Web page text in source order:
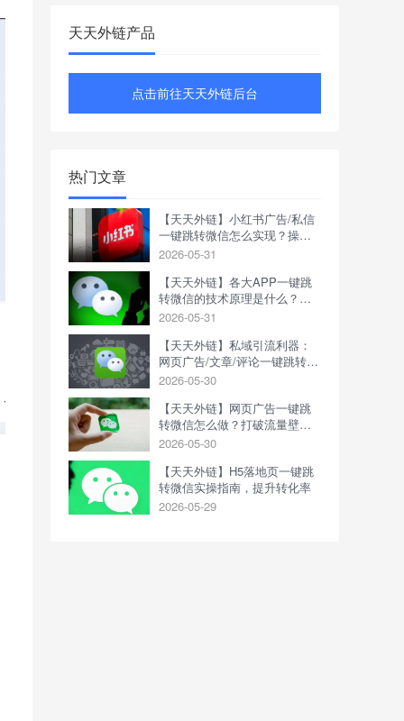
天天外链产品
点击前往天天外链后台
热门文章
【天天外链】小红书广告/私信
一键跳转微信怎么实现？操作
步骤有哪些？
2026-05-31
【天天外链】各大APP一键跳
转微信的技术原理是什么？如
何操作？
2026-05-31
【天天外链】私域引流利器：
网页广告/文章/评论一键跳转微
信，天天外链全攻略
2026-05-30
【天天外链】网页广告一键跳
转微信怎么做？打破流量壁
垒，高效锁定微信私域
2026-05-30
【天天外链】H5落地页一键跳
转微信实操指南，提升转化率
2026-05-29